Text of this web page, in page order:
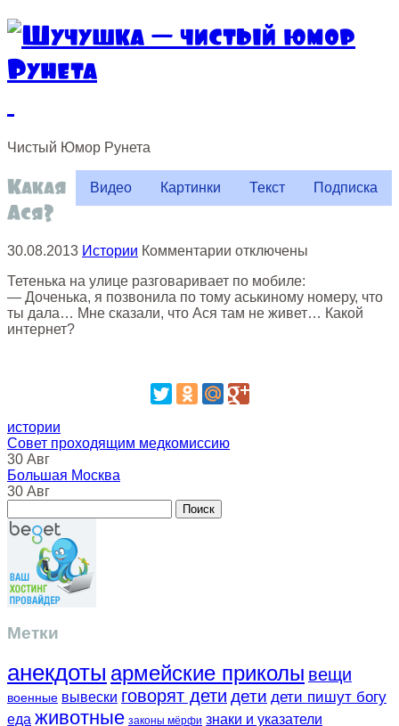
Чистый Юмор Рунета
Видео Картинки Текст Подписка
Какая
Ася?
30.08.2013 Истории Комментарии к
Какая
Ася?
отключены
Тетенька на улице разговаривает по мобиле:
— Доченька, я позвонила по тому аськиному номеру, что
ты дала… Мне сказали, что Ася там не живет… Какой
интернет?
истории
Совет проходящим медкомиссию
30 Авг
Большая Москва
30 Авг
Метки
анекдоты армейские приколы вещи
военные вывески говорят дети дети дети пишут богу
еда животные законы мёрфи знаки и указатели